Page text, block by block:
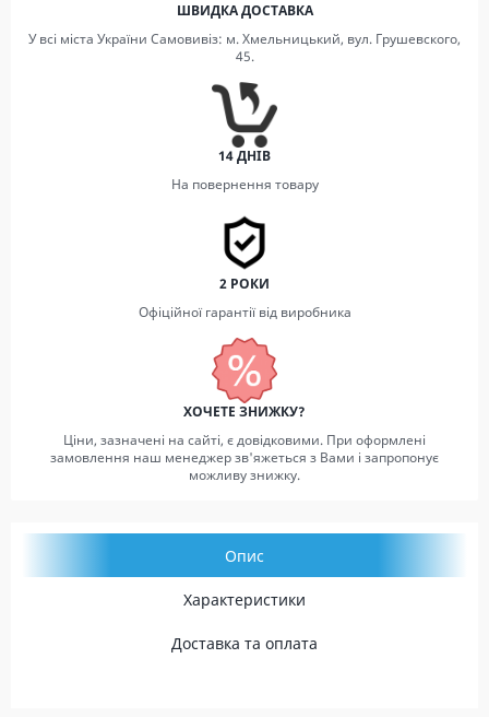
ШВИДКА ДОСТАВКА
У всі міста України Самовивіз: м. Хмельницький, вул. Грушевского,
45.
14 ДНІВ
На повернення товару
2 РОКИ
Офіційної гарантії від виробника
ХОЧЕТЕ ЗНИЖКУ?
Ціни, зазначені на сайті, є довідковими. При оформлені
замовлення наш менеджер зв'яжеться з Вами і запропонує
можливу знижку.
Опис
Характеристики
Доставка та оплата